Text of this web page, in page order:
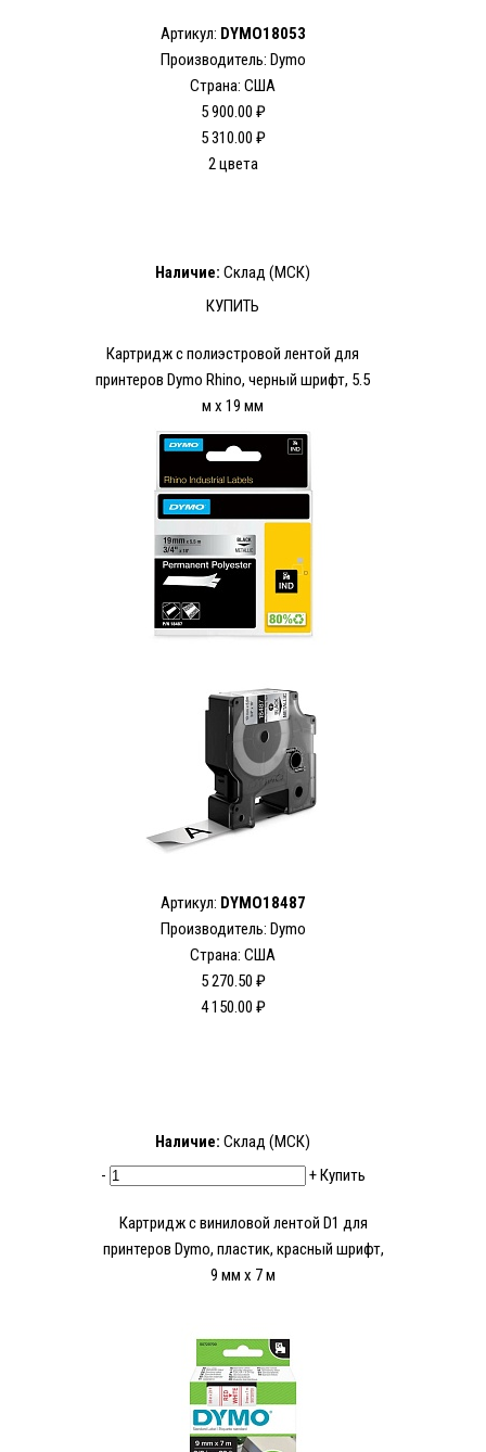
Артикул: DYMO18053
Производитель: Dymo
Страна: США
5 900.00 ₽
5 310.00 ₽
2 цвета
Наличие: Склад (МСК)
КУПИТЬ
Картридж c полиэстровой лентой для
принтеров Dymo Rhino, черный шрифт, 5.5
м х 19 мм
Артикул: DYMO18487
Производитель: Dymo
Страна: США
5 270.50 ₽
4 150.00 ₽
Наличие: Склад (МСК)
-
+Купить
Картридж с виниловой лентой D1 для
принтеров Dymo, пластик, красный шрифт,
9 мм х 7 м